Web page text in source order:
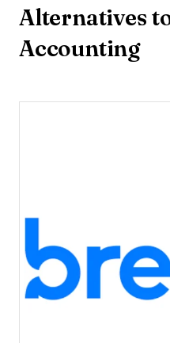
Alternatives
Accounting